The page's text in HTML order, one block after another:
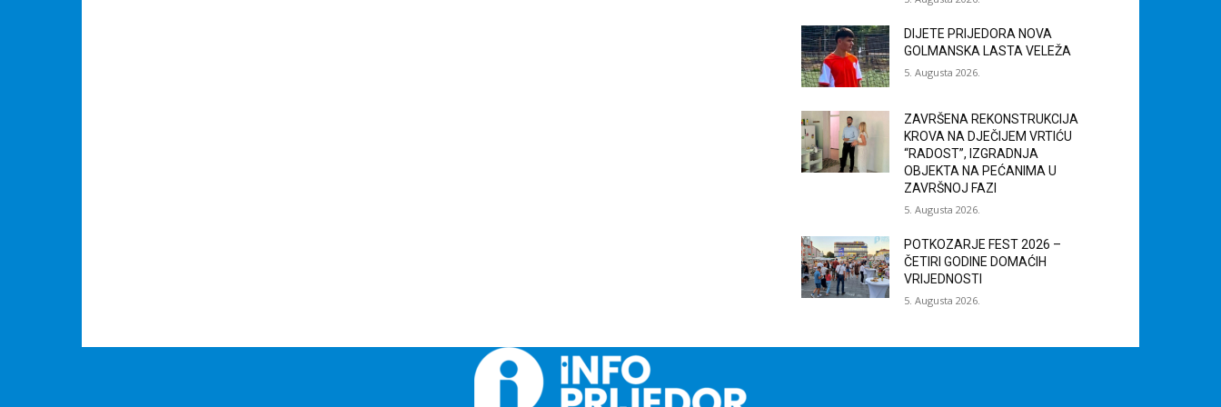
DIJETE PRIJEDORA NOVA
GOLMANSKA LASTA VELEŽA
5. Augusta 2026.
ZAVRŠENA REKONSTRUKCIJA
KROVA NA DJEČIJEM VRTIĆU
“RADOST”, IZGRADNJA
OBJEKTA NA PEĆANIMA U
ZAVRŠNOJ FAZI
5. Augusta 2026.
POTKOZARJE FEST 2026 –
ČETIRI GODINE DOMAĆIH
VRIJEDNOSTI
5. Augusta 2026.